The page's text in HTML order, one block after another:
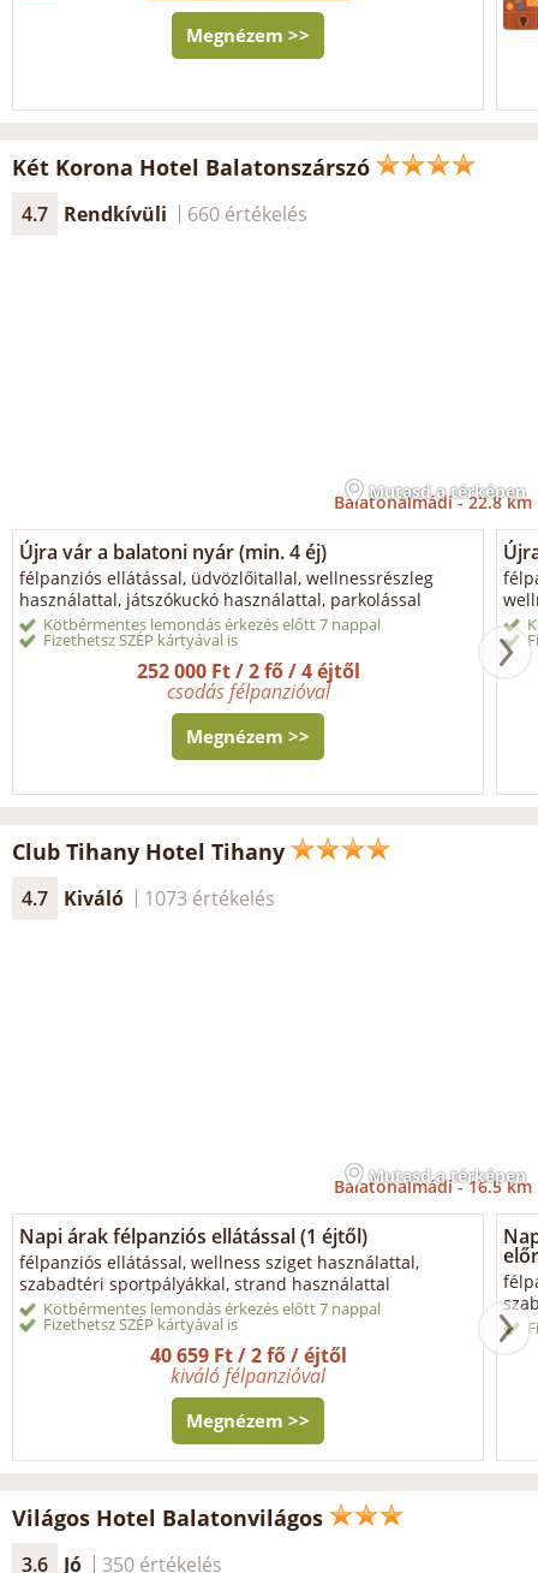
Megnézem >>
Két Korona Hotel Balatonszárszó
4.7 Rendkívüli 660 értékelés
Mutasd a térképen
Balatonalmádi -22.8 km
Újra vár a balatoni nyár (min. 4 éj)
félpanziós ellátással, üdvözlőitallal, wellnessrészleg
használattal, játszókuckó használattal, parkolással
Kötbérmentes lemondás érkezés előtt 7 nappal
Fizethetsz SZÉP kártyával is
252 000 Ft / 2 fő / 4 éjtől
csodás félpanzióval
Megnézem >>
Club Tihany Hotel Tihany
4.7 Kiváló 1073 értékelés
Mutasd a térképen
Balatonalmádi -16.5 km
Napi árak félpanziós ellátással (1 éjtől)
félpanziós ellátással, wellness sziget használattal,
szabadtéri sportpályákkal, strand használattal
Kötbérmentes lemondás érkezés előtt 7 nappal
Fizethetsz SZÉP kártyával is
40 659 Ft / 2 fő / éjtől
kiváló félpanzióval
Megnézem >>
Világos Hotel Balatonvilágos
3.6 Jó 350 értékelés